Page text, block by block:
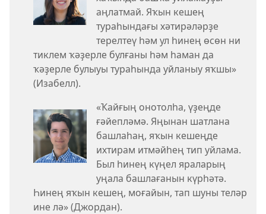
аңлатмай. Яҡын кешең
тураһындағы хәтирәләрҙе
терелтеү һәм ул һинең өсөн ни
тиклем ҡәҙерле булғаны һәм һаман да
ҡәҙерле булыуы тураһында уйланыу яҡшы»
(Изабелл).
«Ҡайғың онотолһа, үҙеңде
ғәйепләмә. Яңынан шатлана
башлаһаң, яҡын кешеңде
ихтирам итмәйһең тип уйлама.
Был һинең күңел яраларың
уңала башлағанын күрһәтә.
Һинең яҡын кешең, моғайын, тап шуны теләр
ине лә» (Джордан).